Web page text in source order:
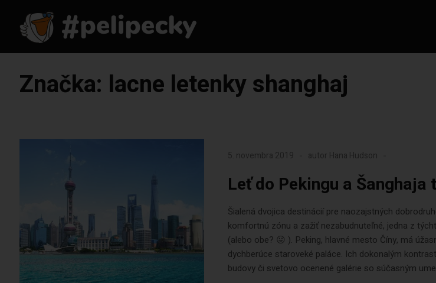
Značka: lacne letenky shanghaj
5. novembra 2019 autor Hana Hudson
Leť do Pekingu a Šanghaja
Šialená dvojica destinácií pre naozajstných
komfortnú zónu a zažiť nezabudnuteľné, jedna z
(alebo obe? 😛 ). Peking, hlavné mesto Číny, má
dychberúce staroveké paláce. Ich dokonalým
budovy či svetovo ocenené galérie so súčasným